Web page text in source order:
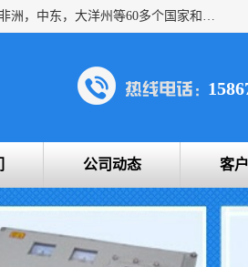
浙创防爆公司产品得到了 国内外广大用户的青眯，销售网络遍布全国各地及远销东南亚，非洲，中东，大洋州等60多个国家和地区，并初步建立起以中国大陆为总部的全球营销体系。 专业生产：防爆电气，BXMD系列防爆照明动力配电箱，BJX防爆接线箱，BKX防爆控制箱，防爆检修电源箱，防爆开关箱，不锈钢防爆箱，201/304/316不锈钢防爆配电箱系列， 防爆防腐系列，防爆防腐操作柱，防爆防腐控制箱 浙创防爆
公司动态 客